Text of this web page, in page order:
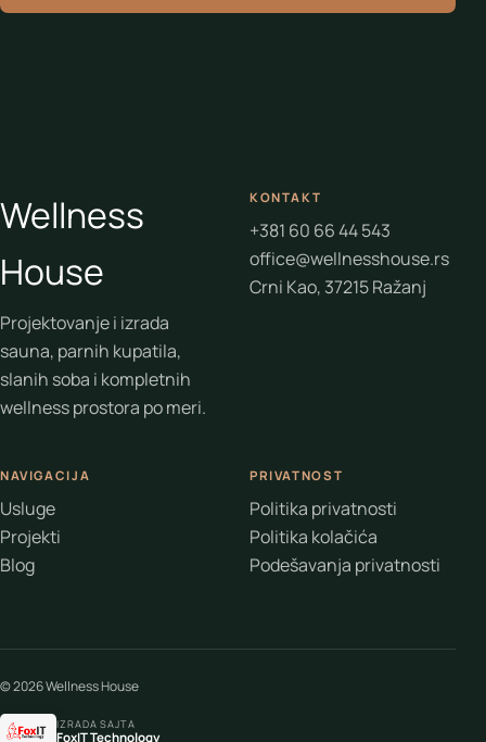
Wellness
House
Projektovanje i izrada
sauna, parnih kupatila,
slanih soba i kompletnih
wellness prostora po meri.
KONTAKT
+381 60 66 44 543
office@wellnesshouse.rs
Crni Kao, 37215 Ražanj
NAVIGACIJA
Usluge
Projekti
Blog
PRIVATNOST
Politika privatnosti
Politika kolačića
Podešavanja privatnosti
© 2026 Wellness House
IZRADA SAJTA
FoxIT Technology